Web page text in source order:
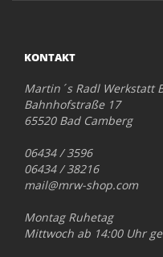
KONTAKT
Martin´s Radl Werkstatt
Bahnhofstraße 17
65520 Bad Camberg
06434 / 3596
06434 / 38216
mail@mrw-shop.com
Montag Ruhetag
Mittwoch ab 14:00 Uhr